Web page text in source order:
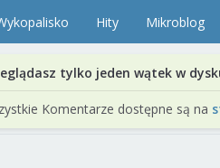
Hity Mikroblog
tylko jeden wątek w
Komentarze dostępne są na